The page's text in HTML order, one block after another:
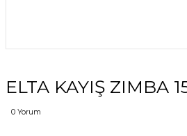
ELTA KAYIŞ ZIMBA
0 Yorum